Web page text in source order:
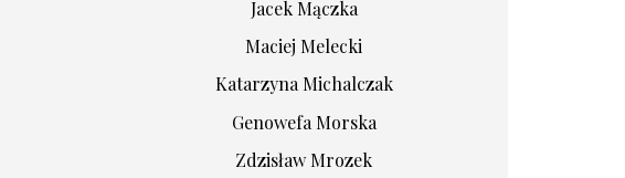
Jacek Mączka
Maciej Melecki
Katarzyna Michalczak
Genowefa Morska
Zdzisław Mrozek